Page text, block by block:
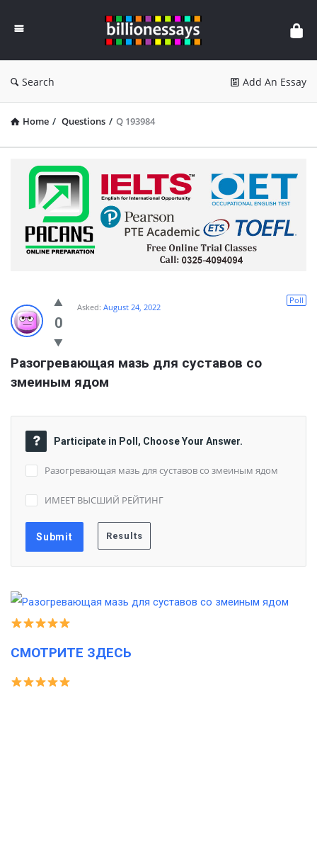
Essays
Search Add An Essay
Home / Questions / Q 193984
0
Poll
Asked: August 24, 2022
Разогревающая мазь для суставов со
змеиным ядом
Participate in Poll, Choose Your Answer.
Разогревающая мазь для суставов со змеиным ядом
ИМЕЕТ ВЫСШИЙ РЕЙТИНГ
СМОТРИТЕ ЗДЕСЬ